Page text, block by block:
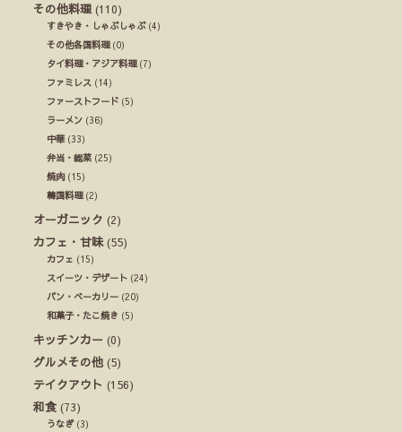
その他料理 (110)
すきやき・しゃぶしゃぶ(4)
その他各国料理(0)
タイ料理・アジア料理(7)
ファミレス (14)
ファーストフード (5)
ラーメン (36)
中華(33)
弁当・総菜 (25)
焼肉 (15)
韓国料理(2)
オーガニック (2)
カフェ・甘味(55)
カフェ (15)
スイーツ・デザート (24)
パン・ベーカリー (20)
和菓子・たこ焼き (5)
キッチンカー (0)
グルメその他 (5)
テイクアウト (156)
和食 (73)
うなぎ(3)